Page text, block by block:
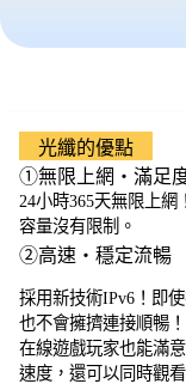
光纖的優點
①無限上網・滿足
24小時365天無限上網
容量沒有限制。
②高速・穩定流暢
採用新技術IPv6！即
也不會擁擠連接順暢！
在線遊戲玩家也能滿
速度，還可以同時觀看